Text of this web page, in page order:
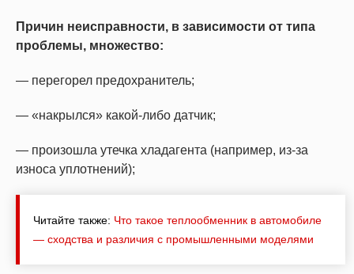
Причин неисправности, в зависимости от типа
проблемы, множество:
— перегорел предохранитель;
— «накрылся» какой-либо датчик;
— произошла утечка хладагента (например, из-за
износа уплотнений);
Читайте также: Что такое теплообменник в автомобиле
— сходства и различия с промышленными моделями